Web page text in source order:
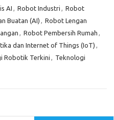
AI , Robot Industri , Robot
Buatan (AI) , Robot Lengan
, Robot Pembersih Rumah ,
dan Internet of Things (IoT) ,
Robotik Terkini , Teknologi